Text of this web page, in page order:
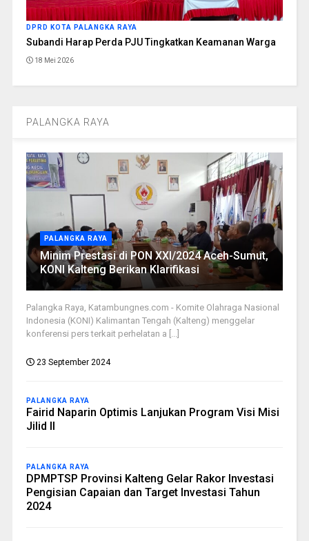
DPRD KOTA PALANGKA RAYA
Subandi Harap Perda PJU Tingkatkan Keamanan Warga
18 Mei 2026
PALANGKA RAYA
PALANGKA RAYA
Minim Prestasi di PON XXI/2024 Aceh-Sumut,
KONI Kalteng Berikan Klarifikasi
Palangka Raya, Katambungnes.com - Komite Olahraga Nasional
Indonesia (KONI) Kalimantan Tengah (Kalteng) menggelar
konferensi pers terkait perhelatan a [...]
23 September 2024
PALANGKA RAYA
Fairid Naparin Optimis Lanjukan Program Visi Misi
Jilid II
PALANGKA RAYA
DPMPTSP Provinsi Kalteng Gelar Rakor Investasi
Pengisian Capaian dan Target Investasi Tahun
2024